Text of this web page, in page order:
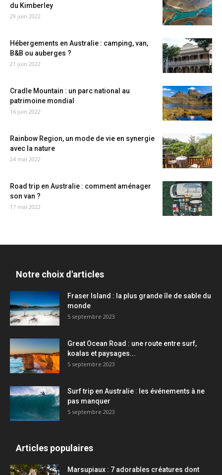
du Kimberley
29 juin 2022
Hébergements en Australie : camping, van,
B&B ou auberges ?
21 juin 2022
Cradle Mountain : un parc national au
patrimoine mondial
16 juin 2022
Rainbow Region, un mode de vie en synergie
avec la nature
24 mai 2022
Road trip en Australie : comment aménager
son van ?
17 mai 2022
Notre choix d'articles
Fraser Island : la plus grande île de sable du
monde
5 septembre 2023
Great Ocean Road : une route entre surf,
koalas et paysages...
5 septembre 2023
Surf trip en Australie : les événements à ne
pas manquer
5 septembre 2023
Articles populaires
Marsupiaux : 7 adorables créatures dont